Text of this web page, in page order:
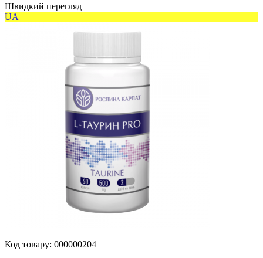
Швидкий перегляд
UA
Код товару: 000000204